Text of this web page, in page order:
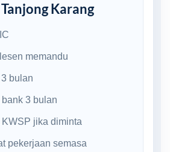
Karang
memandu
bulan
bank 3 bulan
KWSP jika diminta
pekerjaan semasa